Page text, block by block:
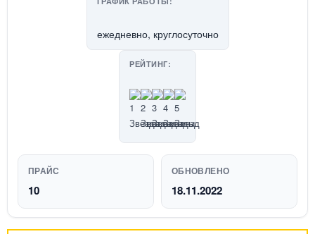
ежедневно, круглосуточно
РЕЙТИНГ:
ПРАЙС
10
ОБНОВЛЕНО
18.11.2022